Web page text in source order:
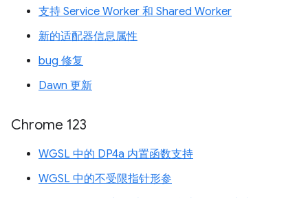
支持 Service Worker 和 Shared Worker
新的适配器信息属性
bug 修复
Dawn 更新
Chrome 123
WGSL 中的 DP4a 内置函数支持
WGSL 中的不受限指针形参